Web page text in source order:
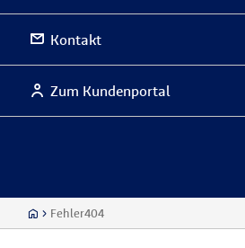
Kontakt
Zum Kundenportal
Fehler404